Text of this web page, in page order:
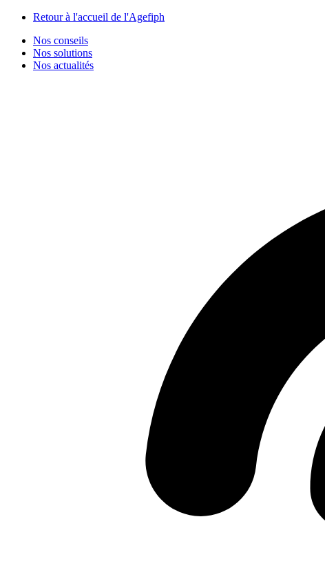
Retour à l'accueil de l'Agefiph
Nos conseils
Nos solutions
Nos actualités